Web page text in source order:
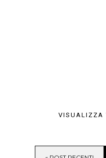
VISUALIZZA